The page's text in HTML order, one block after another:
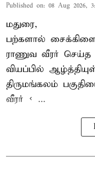
Published on: 08 Aug 2026,
மதுரை,
பற்களால் சைக்கிளை
ராணுவ வீரர்
வியப்பில்
திருமங்கலம்
வீரர் < ...